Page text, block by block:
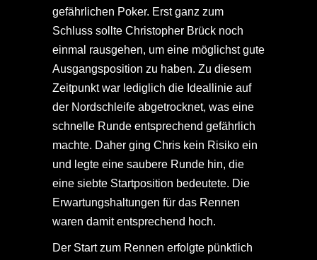
gefährlichen Poker. Erst ganz zum
Schluss sollte Christopher Brück noch
einmal rausgehen, um eine möglichst gute
Ausgangsposition zu haben. Zu diesem
Zeitpunkt war lediglich die Ideallinie auf
der Nordschleife abgetrocknet, was eine
schnelle Runde entsprechend gefährlich
machte. Daher ging Chris kein Risiko ein
und legte eine saubere Runde hin, die
eine siebte Startposition bedeutete. Die
Erwartungshaltungen für das Rennen
waren damit entsprechend hoch.
Der Start zum Rennen erfolgte pünktlich